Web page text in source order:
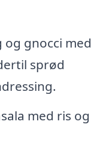
gnocci med
sprød
med ris og